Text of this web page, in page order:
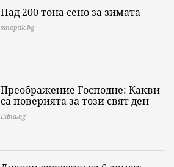
Над 200 тона сено за зимата
sinoptik.bg
Преображение Господне: Какви
са поверията за този свят ден
Edna.bg